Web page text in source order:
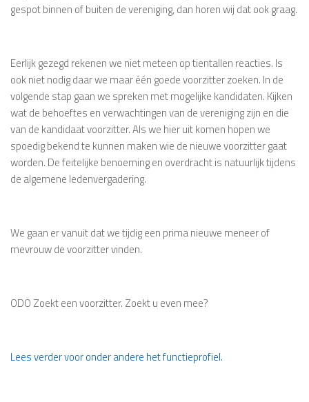
gespot binnen of buiten de vereniging, dan horen wij dat ook graag.
Eerlijk gezegd rekenen we niet meteen op tientallen reacties. Is
ook niet nodig daar we maar één goede voorzitter zoeken. In de
volgende stap gaan we spreken met mogelijke kandidaten. Kijken
wat de behoeftes en verwachtingen van de vereniging zijn en die
van de kandidaat voorzitter. Als we hier uit komen hopen we
spoedig bekend te kunnen maken wie de nieuwe voorzitter gaat
worden. De feitelijke benoeming en overdracht is natuurlijk tijdens
de algemene ledenvergadering.
We gaan er vanuit dat we tijdig een prima nieuwe meneer of
mevrouw de voorzitter vinden.
ODO Zoekt een voorzitter. Zoekt u even mee?
Lees verder voor onder andere het functieprofiel.